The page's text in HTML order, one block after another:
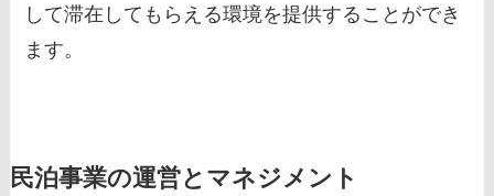
して滞在してもらえる環境を提供することができ
ます。
民泊事業の運営とマネジメント